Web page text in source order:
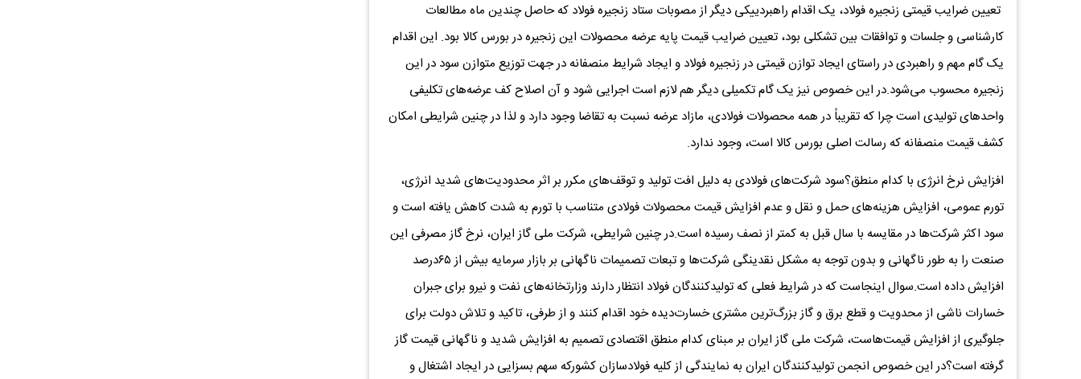
تعیین ضرایب قیمتی زنجیره فولاد، یک اقدام راهبردییکی دیگر از مصوبات ستاد زنجیره فولاد که حاصل چندین ماه مطالعات
کارشناسی و جلسات و توافقات بین تشکلی بود، تعیین ضرایب قیمت پایه عرضه محصولات این زنجیره در بورس کالا بود. این اقدام
یک گام مهم و راهبردی در راستای ایجاد توازن قیمتی در زنجیره فولاد و ایجاد شرایط منصفانه در جهت توزیع متوازن سود در این
زنجیره محسوب می‌شود.در این خصوص نیز یک گام تکمیلی دیگر هم لازم است اجرایی شود و آن اصلاح کف عرضه‌های تکلیفی
واحدهای تولیدی است چرا که تقریباً در همه محصولات فولادی، مازاد عرضه نسبت به تقاضا وجود دارد و لذا در چنین شرایطی امکان
کشف قیمت منصفانه که رسالت اصلی بورس کالا است، وجود ندارد.
افزایش نرخ انرژی با کدام منطق؟سود شرکت‌های فولادی به دلیل افت تولید و توقف‌های مکرر بر اثر محدودیت‌های شدید انرژی،
تورم عمومی، افزایش هزینه‌های حمل و نقل و عدم افزایش قیمت محصولات فولادی متناسب با تورم به شدت کاهش یافته است و
سود اکثر شرکت‌ها در مقایسه با سال قبل به کمتر از نصف رسیده است.در چنین شرایطی، شرکت ملی گاز ایران، نرخ گاز مصرفی این
صنعت را به طور ناگهانی و بدون توجه به مشکل نقدینگی شرکت‌ها و تبعات تصمیمات ناگهانی بر بازار سرمایه بیش از ۶۵درصد
افزایش داده است.سوال اینجاست که در شرایط فعلی که تولیدکنندگان فولاد انتظار دارند وزارتخانه‌های نفت و نیرو برای جبران
خسارات ناشی از محدویت و قطع برق و گاز بزرگ‌ترین مشتری خسارت‌دیده خود اقدام کنند و از طرفی، تاکید و تلاش دولت برای
جلوگیری از افزایش قیمت‌هاست، شرکت ملی گاز ایران بر مبنای کدام منطق اقتصادی تصمیم به افزایش شدید و ناگهانی قیمت گاز
گرفته است؟در این خصوص انجمن تولیدکنندگان ایران به نمایندگی از کلیه فولادسازان کشورکه سهم بسزایی در ایجاد اشتغال و